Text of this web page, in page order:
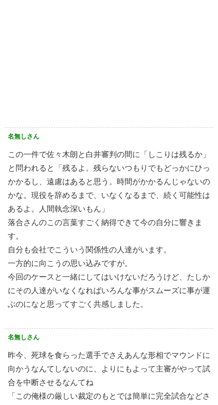
名無しさん
この一件で佐々木朗と白井審判の間に「しこりは残るか」
と問われると「残るよ。残らないつもりでもどっかにひっ
かかるし、遠慮はあると思う。時間がかかるんじゃないの
かな。現役を辞めるまで、いなくなるまで、続く可能性は
あるよ。人間執念深いもん」
落合さんのこの言葉すごく納得できて今の自分に響きま
す。
自分も会社でこういう関係性の人達がいます。
一方的に向こうの思い込みですが。
今回のケースと一緒にしてはいけないだろうけど、たしか
にその人達がいなくなればいろんな事がスムーズに事が運
ぶのになと思ってすごく共感しました。
名無しさん
昨今、死球を食らった選手でさえあんな形相でマウンドに
向かうなんてしないのに、よりにもよって主審がやって試
合を中断させるなんてね
「この俺様の厳しい裁定のもとでは簡単に完全試合などさ